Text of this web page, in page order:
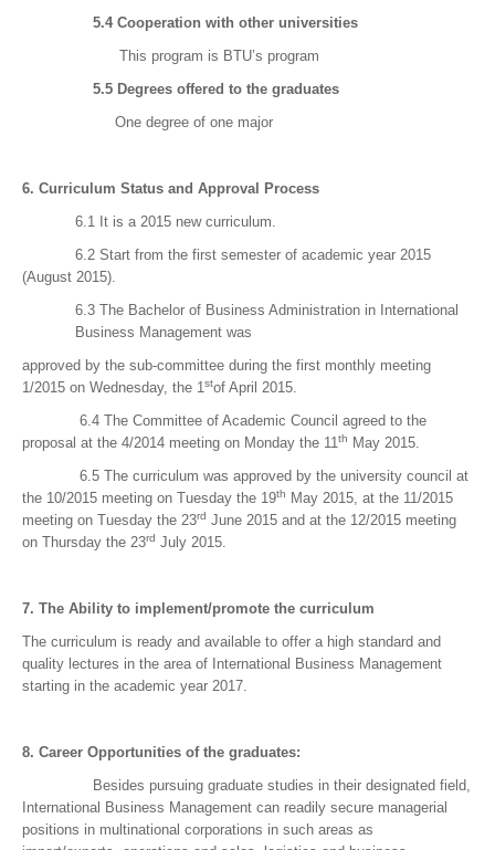
5.4 Cooperation with other universities
This program is BTU’s program
5.5 Degrees offered to the graduates
One degree of one major
6. Curriculum Status and Approval Process
6.1 It is a 2015 new curriculum.
6.2 Start from the first semester of academic year 2015
(August 2015).
6.3 The Bachelor of Business Administration in International
Business Management was
approved by the sub-committee during the first monthly meeting
1/2015 on Wednesday, the 1stof April 2015.
6.4 The Committee of Academic Council agreed to the
proposal at the 4/2014 meeting on Monday the 11th
May 2015.
6.5 The curriculum was approved by the university council at
the 10/2015 meeting on Tuesday the 19th
May 2015, at the 11/2015
meeting on Tuesday the 23rd June 2015 and at the 12/2015 meeting
on Thursday the 23rd July 2015.
7. The Ability to implement/promote the curriculum
The curriculum is ready and available to offer a high standard and
quality lectures in the area of International Business Management
starting in the academic year 2017.
8. Career Opportunities of the graduates:
Besides pursuing graduate studies in their designated field,
International Business Management can readily secure managerial
positions in multinational corporations in such areas as